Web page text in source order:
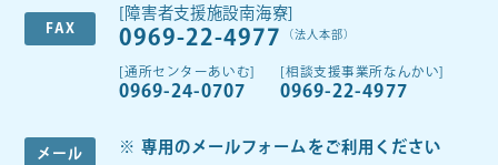
FAX
[障害者支援施設南海寮]
0969-22-4977 （法人本部）
[通所センターあいむ]
0969-24-0707
[相談支援事業所なんかい]
0969-22-4977
メール 専用のメールフォームをご利用ください